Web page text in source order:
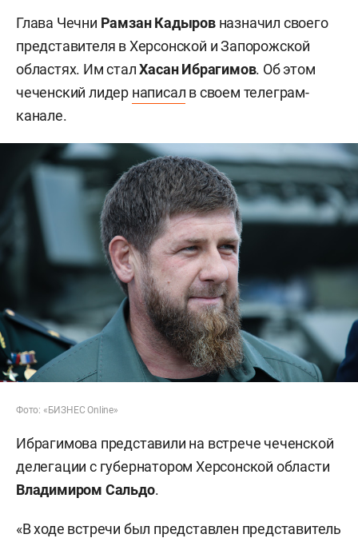
Глава Чечни Рамзан Кадыровназначил своего
представителя в Херсонской и Запорожской
областях. Им сталХасан Ибрагимов. Об этом
чеченский лидер написал в своем телеграм-
канале.
Фото: «БИЗНЕС Online»
Ибрагимова представили на встрече чеченской
делегации с губернатором Херсонской области
Владимиром Сальдо.
«В ходе встречи был представлен представитель